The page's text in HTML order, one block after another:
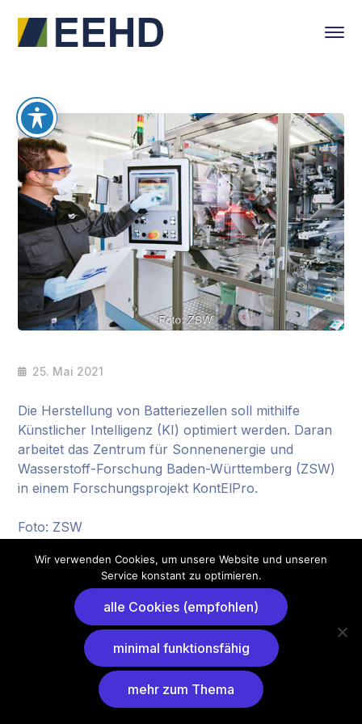
25. Mai 2021
Die Herstellung von Batteriezellen soll mithilfe
Künstlicher Intelligenz (KI) optimiert werden. Daran
arbeitet das Zentrum für Sonnenenergie und
Wasserstoff-Forschung Baden-Württemberg (ZSW)
in einem Forschungsprojekt KontElPro.
Foto: ZSW
Wir verwenden Cookies, um unsere Website und unseren
Service konstant zu optimieren.
alle Cookies (empfohlen)
minimal funktionsfähig
mehr zum Thema